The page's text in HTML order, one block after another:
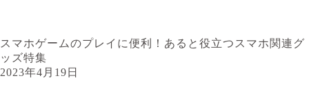
スマホゲームのプレイに便利！あると役立つスマホ関連グ
ッズ特集
2023年4月19日